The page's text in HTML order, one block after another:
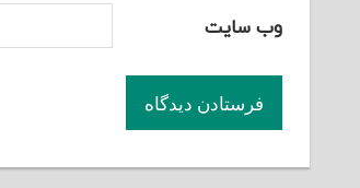
وب‌ سایت